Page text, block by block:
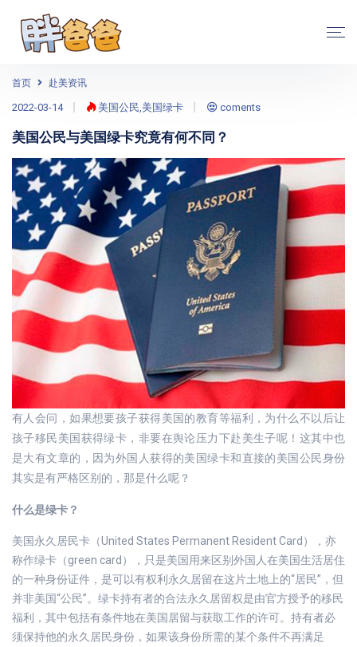
首页 赴美资讯
2022-03-14 美国公民,美国绿卡 coments
美国公民与美国绿卡究竟有何不同？
有人会问，如果想要孩子获得美国的教育等福利，为什么不以后让
孩子移民美国获得绿卡，非要在舆论压力下赴美生子呢！这其中也
是大有文章的，因为外国人获得的美国绿卡和直接的美国公民身份
其实是有严格区别的，那是什么呢？
什么是绿卡？
美国永久居民卡（United States Permanent Resident Card），亦
称作绿卡（green card），只是美国用来区别外国人在美国生活居住
的一种身份证件，是可以有权利永久居留在这片土地上的“居民”，但
并非美国“公民”。绿卡持有者的合法永久居留权是由官方授予的移民
福利，其中包括有条件地在美国居留与获取工作的许可。持有者必
须保持他的永久居民身份，如果该身份所需的某个条件不再满足